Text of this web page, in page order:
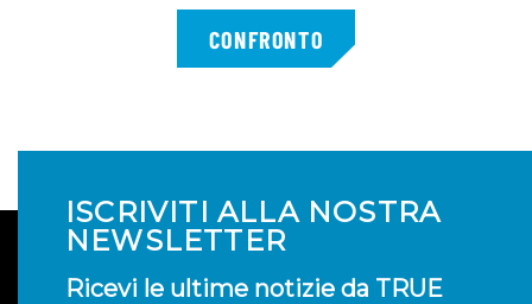
ISCRIVITI ALLA NOSTRA
NEWSLETTER
Ricevi le ultime notizie da TRUE